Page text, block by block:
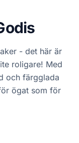
- det här är
roligare! Med
och färgglada
ögat som för